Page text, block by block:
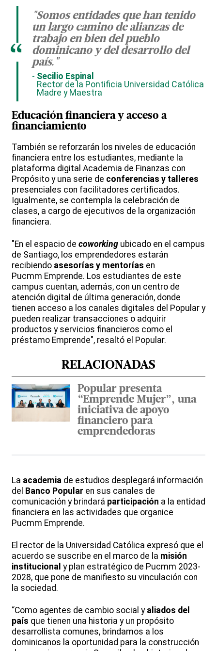
"Somos entidades que han tenido
un largo camino de alianzas de
trabajo en bien del pueblo
dominicano y del desarrollo del
país."
Secilio Espinal
Rector de la Pontificia Universidad Católica
Madre y Maestra
“
Educación financiera y acceso a
financiamiento
También se reforzarán los niveles de educación
financiera entre los estudiantes, mediante la
plataforma digital Academia de Finanzas con
Propósito y una serie de conferencias y talleres
presenciales con facilitadores certificados.
Igualmente, se contempla la celebración de
clases, a cargo de ejecutivos de la organización
financiera.
"En el espacio de coworking ubicado en el campus
de Santiago, los emprendedores estarán
recibiendo asesorías y mentorías en
Pucmm Emprende. Los estudiantes de este
campus cuentan, además, con un centro de
atención digital de última generación, donde
tienen acceso a los canales digitales del Popular y
pueden realizar transacciones o adquirir
productos y servicios financieros como el
préstamo Emprende", resaltó el Popular.
RELACIONADAS
Popular presenta
“Emprende Mujer”, una
iniciativa de apoyo
financiero para
emprendedoras
La academia de estudios desplegará información
del Banco Popular en sus canales de
comunicación y brindará participación a la entidad
financiera en las actividades que organice
Pucmm Emprende.
El rector de la Universidad Católica expresó que el
acuerdo se suscribe en el marco de la misión
institucional y plan estratégico de Pucmm 2023-
2028, que pone de manifiesto su vinculación con
la sociedad.
“Como agentes de cambio social y aliados del
país que tienen una historia y un propósito
desarrollista comunes, brindamos a los
dominicanos la oportunidad para la construcción